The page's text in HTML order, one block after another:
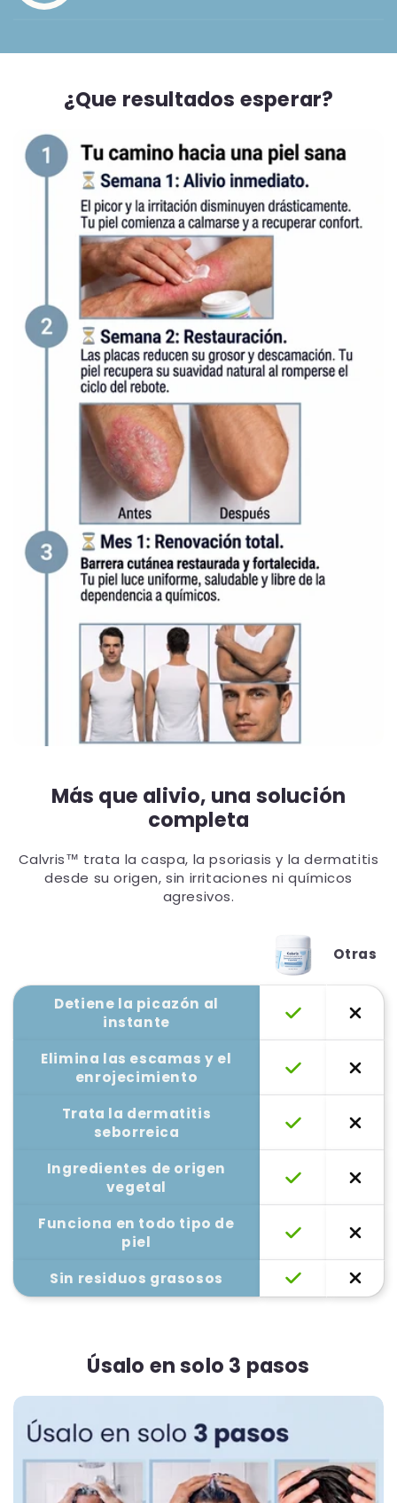
¿Que resultados esperar?
Más que alivio, una solución
completa
Calvris™ trata la caspa, la psoriasis y la dermatitis
desde su origen, sin irritaciones ni químicos
agresivos.
Otras
Detiene la picazón al
instante
Elimina las escamas y el
enrojecimiento
Trata la dermatitis
seborreica
Ingredientes de origen
vegetal
Funciona en todo tipo de
piel
Sin residuos grasosos
Úsalo en solo 3 pasos